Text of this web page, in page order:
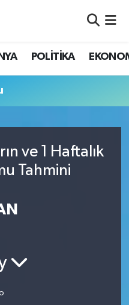
POLİTİKA
ve 1 Haftalık
Tahmini
ve Fikstür